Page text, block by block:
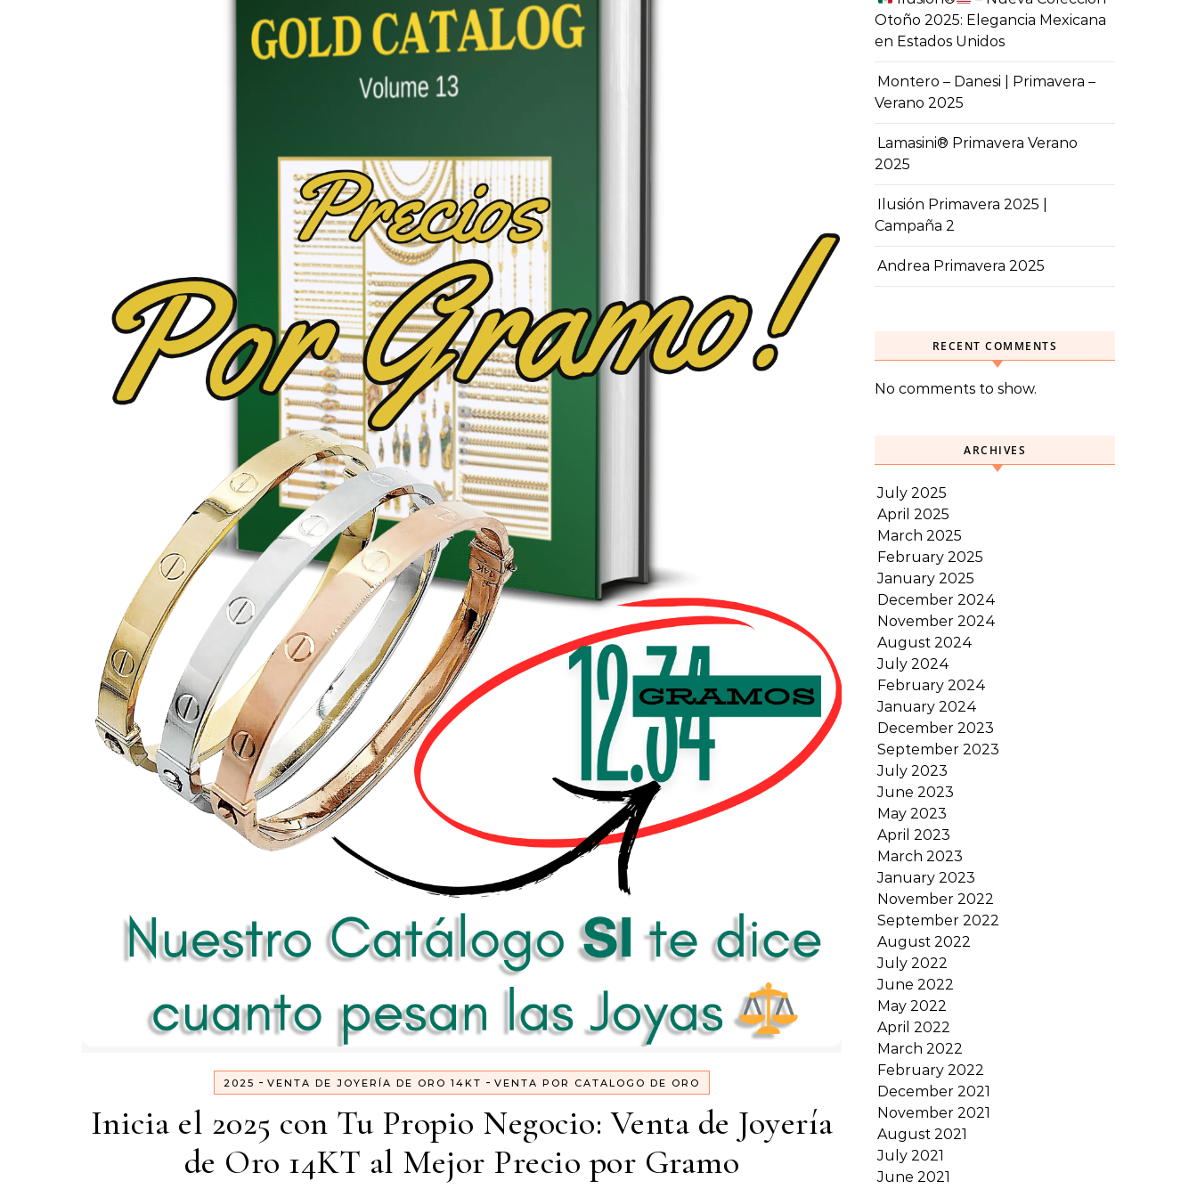
2025 - VENTA DE JOYERÍA DE ORO 14KT - VENTA POR CATALOGO DE ORO
Inicia el 2025 con Tu Propio Negocio: Venta de Joyería
de Oro 14KT al Mejor Precio por Gramo
Otoño 2025: Elegancia Mexicana
en Estados Unidos
Montero – Danesi | Primavera –
Verano 2025
Lamasini® Primavera Verano
2025
Ilusión Primavera 2025 |
Campaña 2
Andrea Primavera 2025
RECENT COMMENTS
No comments to show.
ARCHIVES
July 2025
April 2025
March 2025
February 2025
January 2025
December 2024
November 2024
August 2024
July 2024
February 2024
January 2024
December 2023
September 2023
July 2023
June 2023
May 2023
April 2023
March 2023
January 2023
November 2022
September 2022
August 2022
July 2022
June 2022
May 2022
April 2022
March 2022
February 2022
December 2021
November 2021
August 2021
July 2021
June 2021